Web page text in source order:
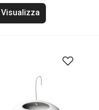
Visualizza